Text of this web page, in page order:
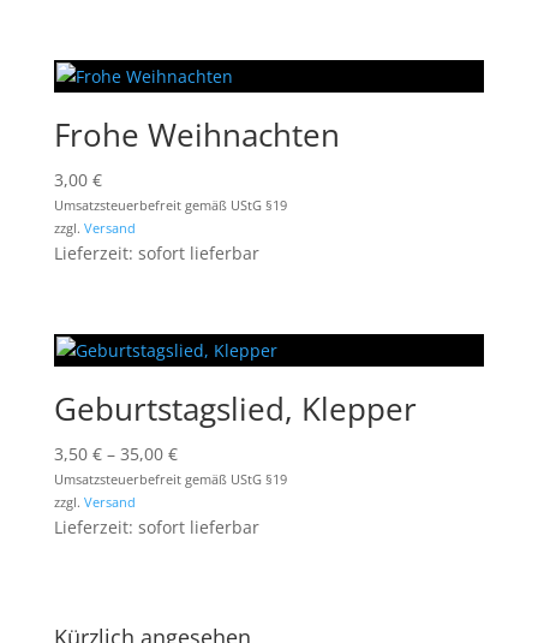
Frohe Weihnachten
3,00 €
Umsatzsteuerbefreit gemäß UStG §19
zzgl. Versand
Lieferzeit: sofort lieferbar
Geburtstagslied, Klepper
3,50 € – 35,00 €Preisspanne:
3,50 €
35,00 €
Umsatzsteuerbefreit gemäß UStG §19
zzgl. Versand
Lieferzeit: sofort lieferbar
Kürzlich angesehen